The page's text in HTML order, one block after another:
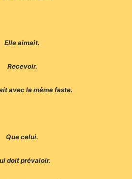
Elle aimait.
Recevoir.
avec le même faste.
Que celui.
doit prévaloir.